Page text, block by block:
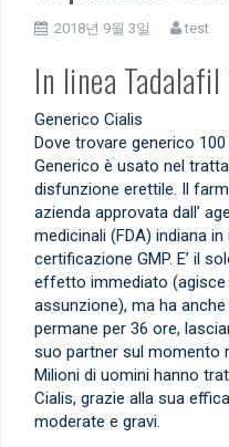
2018년 9월 3일 test
In linea
Generico Cialis
Dove trovare generico
Generico è usato nel
disfunzione erettile. Il
azienda approvata dall’
medicinali (FDA) indiana
certificazione GMP. E’ il
effetto immediato (agisce
assunzione), ma ha
permane per 36 ore,
suo partner sul momento
Milioni di uomini hanno
Cialis, grazie alla sua
moderate e gravi.